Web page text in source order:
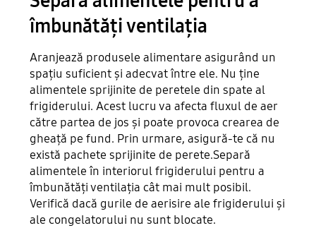
îmbunătăți ventilația
Aranjează produsele alimentare asigurând un
spațiu suficient și adecvat între ele. Nu ține
alimentele sprijinite de peretele din spate al
frigiderului. Acest lucru va afecta fluxul de aer
către partea de jos și poate provoca crearea de
gheață pe fund. Prin urmare, asigură-te că nu
există pachete sprijinite de perete.Separă
alimentele în interiorul frigiderului pentru a
îmbunătăți ventilația cât mai mult posibil.
Verifică dacă gurile de aerisire ale frigiderului și
ale congelatorului nu sunt blocate.